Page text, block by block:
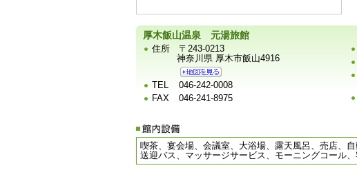
厚木飯山温泉 元湯旅館
住所
〒243-0213
神奈川県 厚木市飯山4916
TEL
046-242-0008
FAX
046-241-8975
喫茶、宴会場、会議室、大浴場、露天風呂、売店、
送迎バス、マッサージサービス、モーニングコール